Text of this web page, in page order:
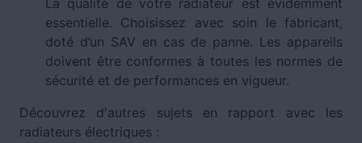
essentielle. Choisissez avec soin le fabricant,
doté d’un SAV en cas de panne. Les appareils
doivent être conformes à toutes les normes de
sécurité et de performances en vigueur.
Découvrez d'autres sujets en rapport avec les
radiateurs électriques :